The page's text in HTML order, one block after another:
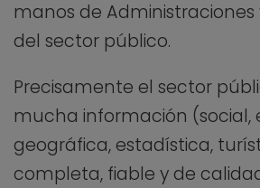
manos de Administraciones
del sector público.
Precisamente el sector
mucha información (social,
geográfica, estadística,
completa, fiable y de